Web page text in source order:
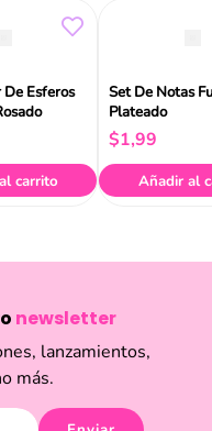
Esferos
carrito
Set De Notas
Plateado
$1,99
Añadir al
newsletter
lanzamientos,
más.